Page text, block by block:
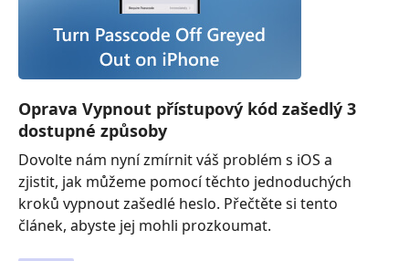
Oprava Vypnout přístupový kód zašedlý 3
dostupné způsoby
Dovolte nám nyní zmírnit váš problém s iOS a
zjistit, jak můžeme pomocí těchto jednoduchých
kroků vypnout zašedlé heslo. Přečtěte si tento
článek, abyste jej mohli prozkoumat.